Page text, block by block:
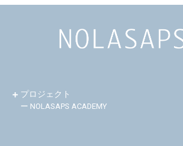
プロジェクト
ー NOLASAPS ACADEMY